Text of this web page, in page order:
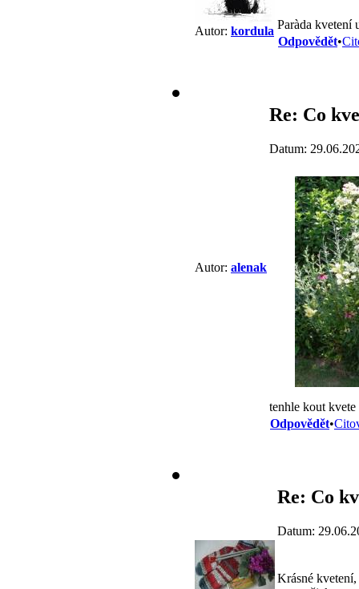
Autor: kordula Paràda kvetení
Odpovědět•
Autor: alenak
Re: Co
Datum:
tenhle kout
Odpovědět•
Re: Co
Datum:
Krásné